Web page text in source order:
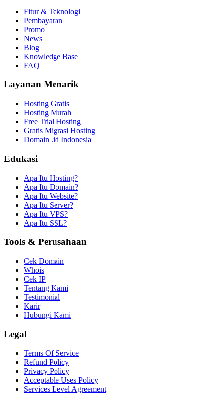
Fitur & Teknologi
Pembayaran
Promo
News
Blog
Knowledge Base
FAQ
Layanan Menarik
Hosting Gratis
Hosting Murah
Free Trial Hosting
Gratis Migrasi Hosting
Domain .id Indonesia
Edukasi
Apa Itu Hosting?
Apa Itu Domain?
Apa Itu Website?
Apa Itu Server?
Apa Itu VPS?
Apa Itu SSL?
Tools & Perusahaan
Cek Domain
Whois
Cek IP
Tentang Kami
Testimonial
Karir
Hubungi Kami
Legal
Terms Of Service
Refund Policy
Privacy Policy
Acceptable Uses Policy
Services Level Agreement